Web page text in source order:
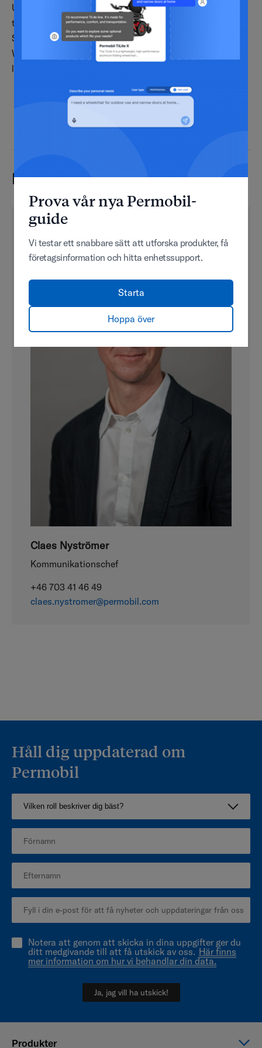
University samt utbildning inom industriell teknik. Hon är
tvåspråkig i engelska och spanska och certifierad Six
Sigma Black Belt. Ana kommer att rapportera till Chuck
Witkowski, vd för Permobil, och ingå i företagets globala
ledningsgrupp.
Media contact
Claes Nyströmer
Kommunikationschef
+46 703 41 46 49
claes.nystromer@permobil.com
Håll dig uppdaterad om
Permobil
Notera att genom att skicka in dina uppgifter ger du
ditt medgivande till att få utskick av oss. Här finns
mer information om hur vi behandlar din data.
Ja, jag vill ha utskick!
Produkter
Prova vår nya Permobil-
guide
Vi testar ett snabbare sätt att utforska produkter, få
företagsinformation och hitta enhetssupport.
Starta
Hoppa över